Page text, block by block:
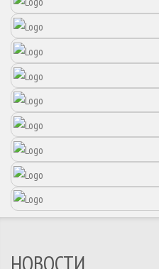
НОВОСТИ